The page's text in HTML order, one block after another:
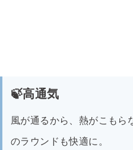
🍃高通気
風が通るから、熱がこもら
のラウンドも快適に。